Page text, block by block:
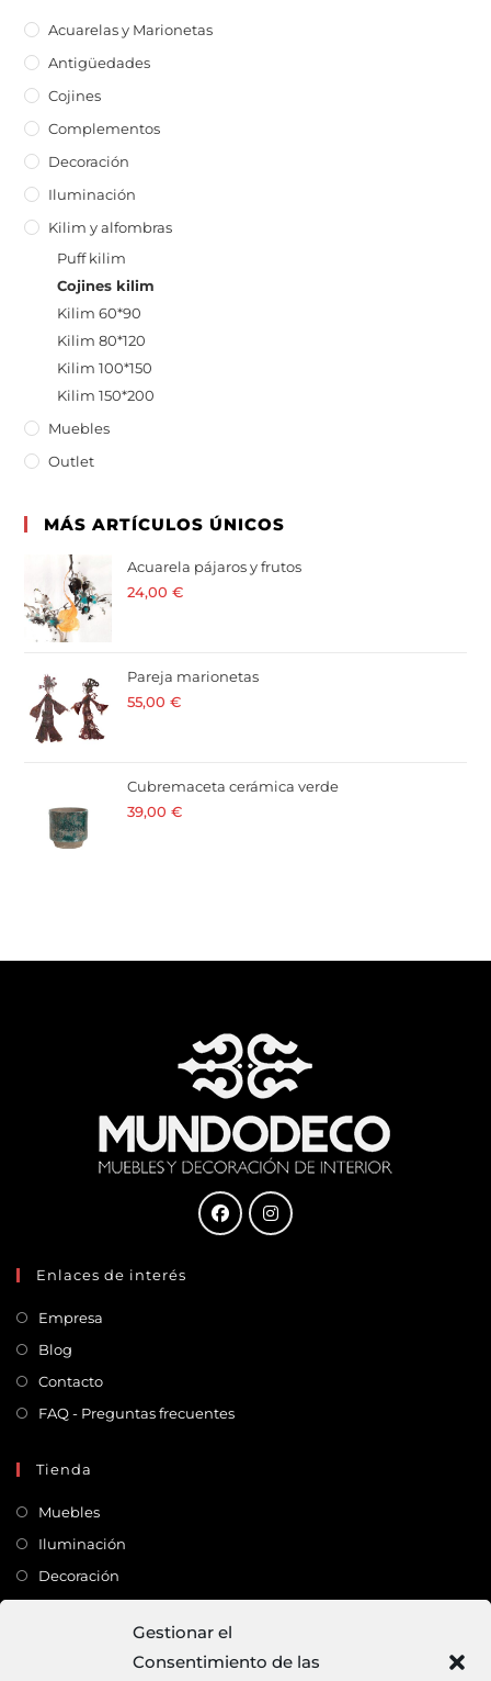
Gestionar el
Consentimiento de las
Acuarelas y Marionetas
Antigüedades
Cojines
Complementos
Decoración
Iluminación
Kilim y alfombras
Puff kilim
Cojines kilim
Kilim 60*90
Kilim 80*120
Kilim 100*150
Kilim 150*200
Muebles
Outlet
MÁS ARTÍCULOS ÚNICOS
Acuarela pájaros y frutos
24,00€
Pareja marionetas
55,00€
Cubremaceta cerámica verde
39,00€
Enlaces de interés
Empresa
Blog
Contacto
FAQ - Preguntas frecuentes
Tienda
Muebles
Iluminación
Decoración